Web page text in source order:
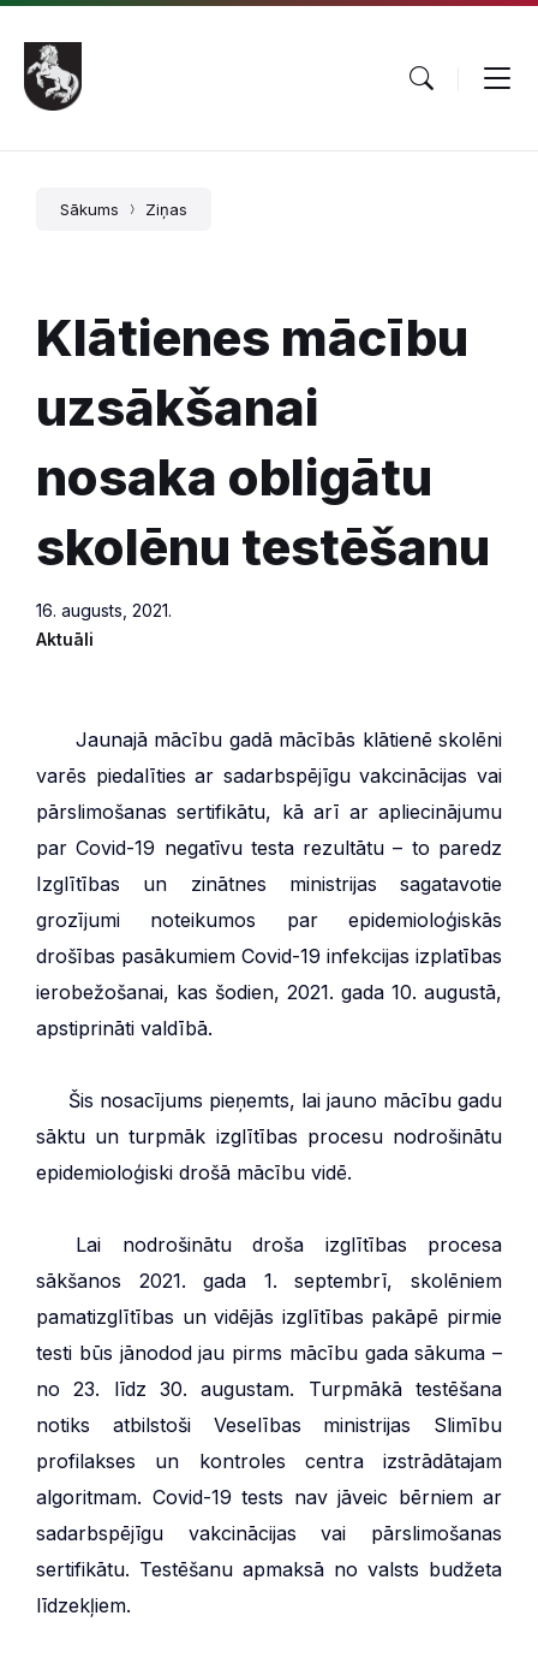
Pāriet
saturu
Skip
main
navigation
Skip
footer
Sākums Ziņas
Klātienes mācību
uzsākšanai
nosaka obligātu
skolēnu testēšanu
16. augusts, 2021.
Aktuāli
Jaunajā mācību gadā mācībās klātienē skolēni
varēs piedalīties ar sadarbspējīgu vakcinācijas vai
pārslimošanas sertifikātu, kā arī ar apliecinājumu
par Covid-19 negatīvu testa rezultātu – to paredz
Izglītības un zinātnes ministrijas sagatavotie
grozījumi noteikumos par epidemioloģiskās
drošības pasākumiem Covid-19 infekcijas izplatības
ierobežošanai, kas šodien, 2021. gada 10. augustā,
apstiprināti valdībā.
Šis nosacījums pieņemts, lai jauno mācību gadu
sāktu un turpmāk izglītības procesu nodrošinātu
epidemioloģiski drošā mācību vidē.
Lai nodrošinātu droša izglītības procesa
sākšanos 2021. gada 1. septembrī, skolēniem
pamatizglītības un vidējās izglītības pakāpē pirmie
testi būs jānodod jau pirms mācību gada sākuma –
no 23. līdz 30. augustam. Turpmākā testēšana
notiks atbilstoši Veselības ministrijas Slimību
profilakses un kontroles centra izstrādātajam
algoritmam. Covid-19 tests nav jāveic bērniem ar
sadarbspējīgu vakcinācijas vai pārslimošanas
sertifikātu. Testēšanu apmaksā no valsts budžeta
līdzekļiem.